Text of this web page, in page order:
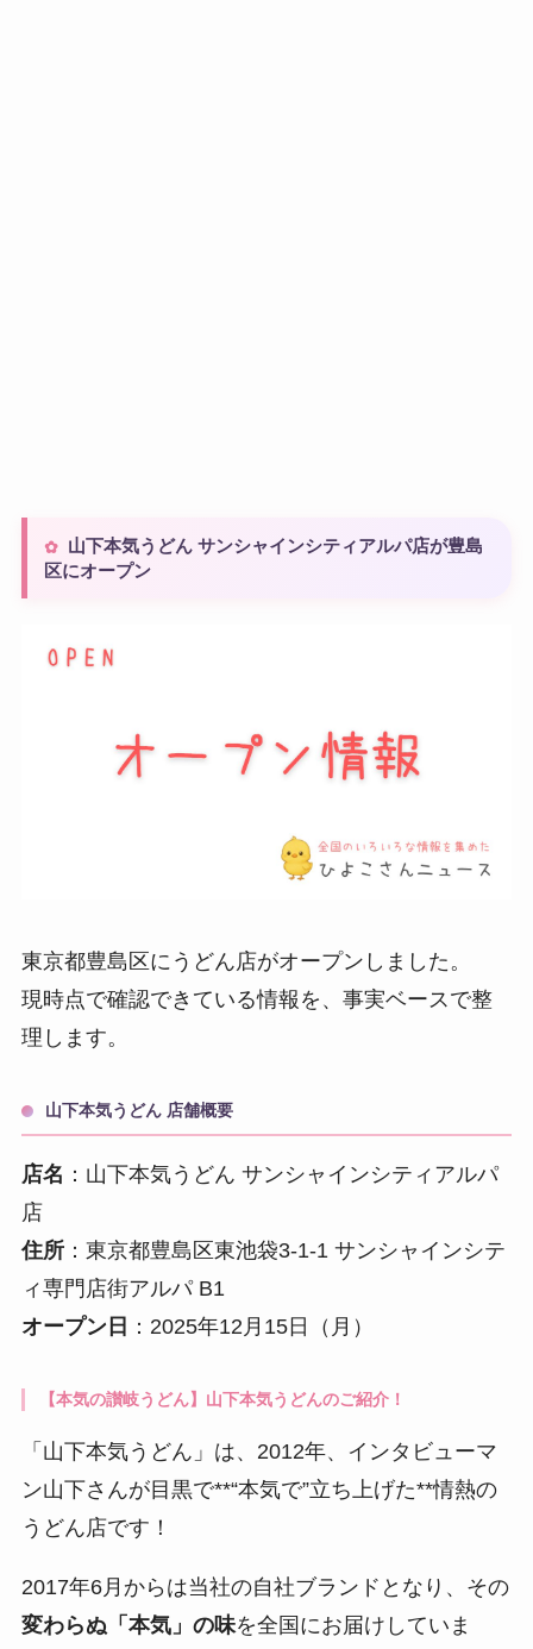
山下本気うどん サンシャインシティアルパ店が豊島
区にオープン
東京都豊島区にうどん店がオープンしました。
現時点で確認できている情報を、事実ベースで整
理します。
山下本気うどん 店舗概要
店名 ：山下本気うどん サンシャインシティアルパ
店
住所：東京都豊島区東池袋3-1-1 サンシャインシテ
ィ専門店街アルパ B1
オープン日 ：2025年12月15日（月）
【本気の讃岐うどん】山下本気うどんのご紹介！
「山下本気うどん」は、2012年、インタビューマ
ン山下さんが目黒で**“本気で”立ち上げた**情熱の
うどん店です！
2017年6月からは当社の自社ブランドとなり、その
変わらぬ「本気」の味を全国にお届けしていま